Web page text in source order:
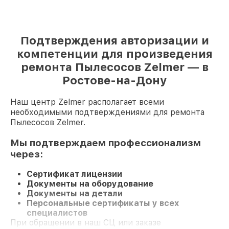
Подтверждения авторизации и
компетенции для произведения
ремонта Пылесосов Zelmer — в
Ростове-на-Дону
Наш центр Zelmer располагает всеми
необходимыми подтверждениями для ремонта
Пылесосов Zelmer.
Мы подтверждаем профессионализм
через:
Сертификат лицензии
Документы на оборудование
Документы на детали
Персональные сертификаты у всех
специалистов
При обращении в наш СЦ или заказе